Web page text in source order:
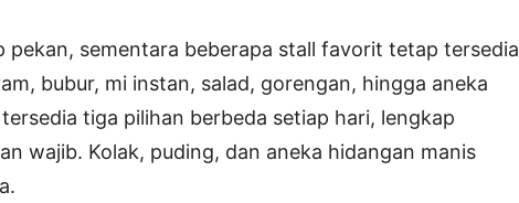
pekan, sementara beberapa stall favorit tetap tersedia
bubur, mi instan, salad, gorengan, hingga aneka
tiga pilihan berbeda setiap hari, lengkap
wajib. Kolak, puding, dan aneka hidangan manis